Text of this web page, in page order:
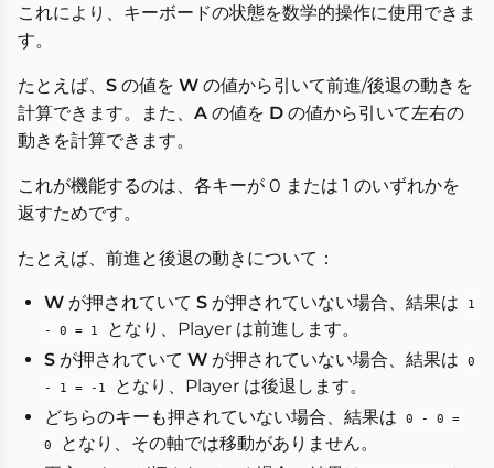
これにより、キーボードの状態を数学的操作に使用できま
す。
たとえば、 S の値を W の値から引いて前進/後退の動きを
計算できます。また、 A の値を D の値から引いて左右の
動きを計算できます。
これが機能するのは、各キーが 0 または 1 のいずれかを
返すためです。
たとえば、前進と後退の動きについて：
W が押されていて S が押されていない場合、結果は
1
- 0 = 1
となり、Player は前進します。
S が押されていて W が押されていない場合、結果は
0
- 1 = -1
となり、Player は後退します。
どちらのキーも押されていない場合、結果は
0 - 0 =
0
となり、その軸では移動がありません。